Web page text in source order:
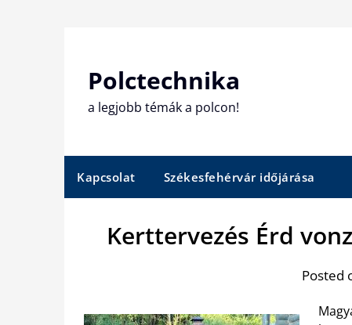
Polctechnika
a legjobb témák a polcon!
Kapcsolat Székesfehérvár időjárása
Kerttervezés Érd
Posted